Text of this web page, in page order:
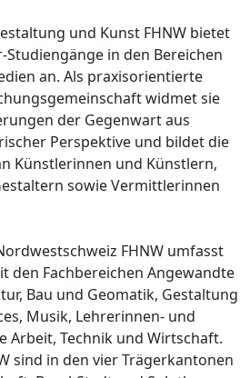
und Kunst FHNW bietet
Studiengänge in den Bereichen
an. Als praxisorientierte
widmet sie
der Gegenwart aus
Perspektive und bildet die
Künstlerinnen und Künstlern,
sowie Vermittlerinnen
FHNW umfasst
den Fachbereichen Angewandte
Bau und Geomatik, Gestaltung
Musik, Lehrerinnen- und
Arbeit, Technik und Wirtschaft.
sind in den vier Trägerkantonen